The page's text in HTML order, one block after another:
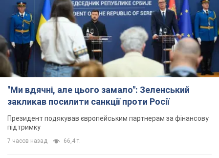
"Ми вдячні, але цього замало": Зеленський
закликав посилити санкції проти Росії
Президент подякував європейським партнерам за фінансову
підтримку
7 часов назад 66,4 т.